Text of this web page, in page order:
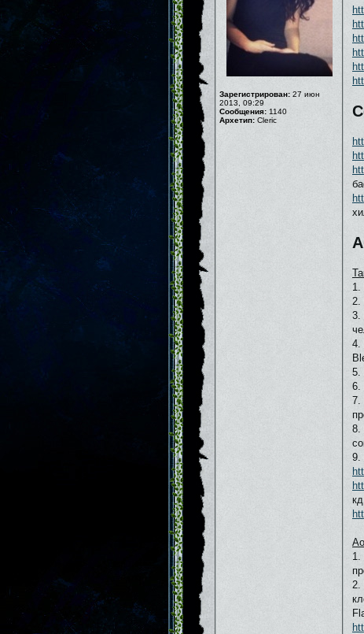
Зарегистрирован: 27 июн
2013, 09:29
Сообщения: 1140
Архетип: Cleric
1.
2.
3.
4.
5.
6.
7.
8.
9.
1.
2.